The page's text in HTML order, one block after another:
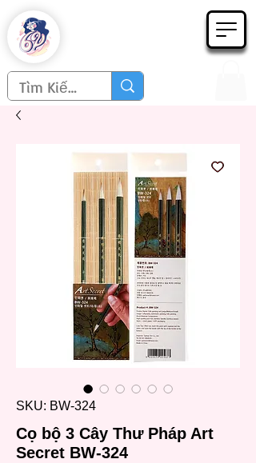
SKU: BW-324
Cọ bộ 3 Cây Thư Pháp Art
Secret BW-324